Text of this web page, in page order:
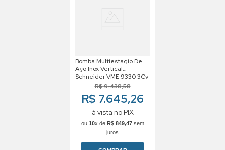
Bomba Multiestagio De
Aço Inox Vertical
Schneider VME 9330 3Cv
220/380v Trifasico
R$9.438,58
R$ 7.645,26
à vista no PIX
ou 10x de R$ 849,47sem
juros